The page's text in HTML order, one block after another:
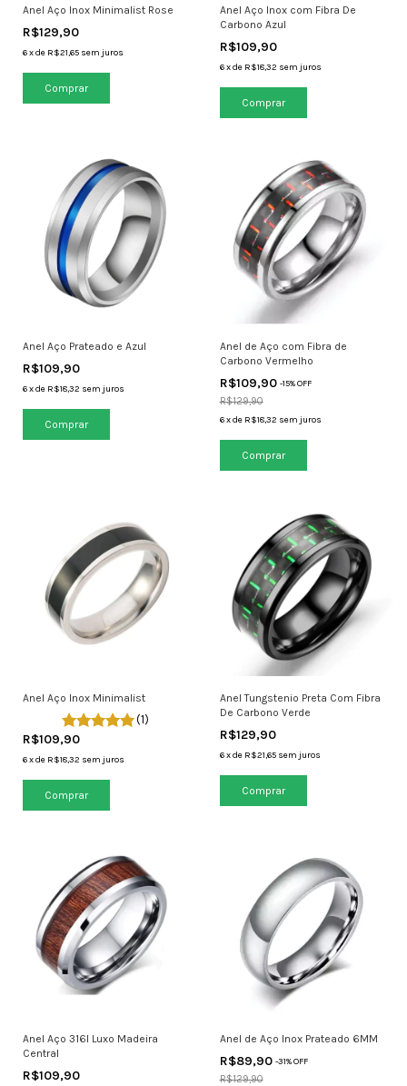
Anel Aço Inox Minimalist Rose
R$129,90
6xde R$21,65 sem juros
Comprar
Anel Aço Inox com Fibra De
Carbono Azul
R$109,90
6 xde R$18,32 sem juros
Comprar
Anel Aço Prateado e Azul
R$109,90
6xde R$18,32 sem juros
Comprar
Anel de Aço com Fibra de
Carbono Vermelho
R$109,90 -15% OFF
R$129,90
6 xde R$18,32 sem juros
Comprar
Anel Aço Inox Minimalist
(1)
R$109,90
6xde R$18,32 sem juros
Comprar
Anel Tungstenio Preta Com Fibra
De Carbono Verde
R$129,90
6 xde R$21,65 sem juros
Comprar
Anel Aço 316l Luxo Madeira
Central
R$109,90
Anel de Aço Inox Prateado 6MM
R$89,90 -31% OFF
R$129,90